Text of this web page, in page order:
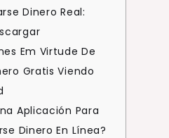
Dinero Real:
Em Virtude De
Gratis Viendo
Aplicación Para
Dinero En Línea?